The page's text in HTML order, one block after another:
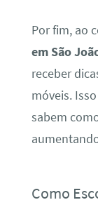
Por fim, ao
em São
receber
móveis.
sabem
Como